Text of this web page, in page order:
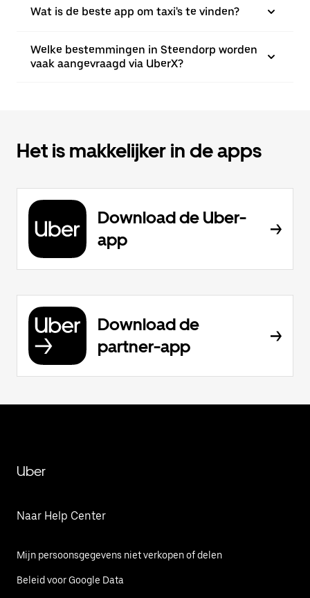
Wat is de beste app om taxi's te vinden?
Welke bestemmingen in Steendorp worden
vaak aangevraagd via UberX?
Het is makkelijker in de apps
Download de Uber-
app
Download de
partner-app
Uber
Naar Help Center
Mijn persoonsgegevens niet verkopen of delen
Beleid voor Google Data